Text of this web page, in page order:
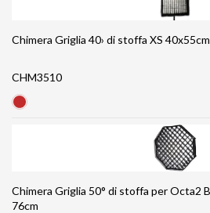
Chimera Griglia 40› di stoffa XS 40x55cm
CHM3510
Chimera Griglia 50° di stoffa per Octa2 Beauty Dish diagonale
76cm